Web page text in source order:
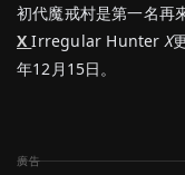
初代魔戒村是第一名再
XIrregular Hunter X
年12月15日。